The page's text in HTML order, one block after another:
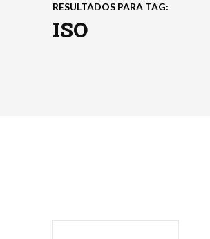
RESULTADOS PARA TAG:
ISO